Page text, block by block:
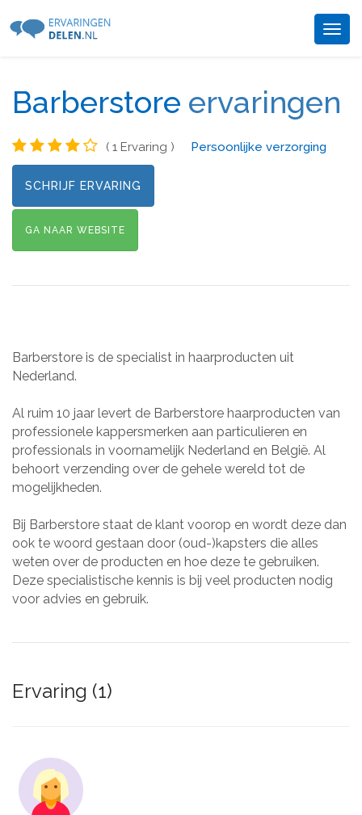
Barberstore ervaringen
( 1 Ervaring ) Persoonlijke verzorging
SCHRIJF ERVARING
GA NAAR WEBSITE
Barberstore is de specialist in haarproducten uit
Nederland.
Al ruim 10 jaar levert de Barberstore haarproducten van
professionele kappersmerken aan particulieren en
professionals in voornamelijk Nederland en België. Al
behoort verzending over de gehele wereld tot de
mogelijkheden.
Bij Barberstore staat de klant voorop en wordt deze dan
ook te woord gestaan door (oud-)kapsters die alles
weten over de producten en hoe deze te gebruiken.
Deze specialistische kennis is bij veel producten nodig
voor advies en gebruik.
Ervaring (1)